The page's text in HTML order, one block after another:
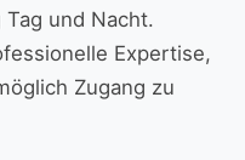
und Nacht.
Expertise,
Zugang zu